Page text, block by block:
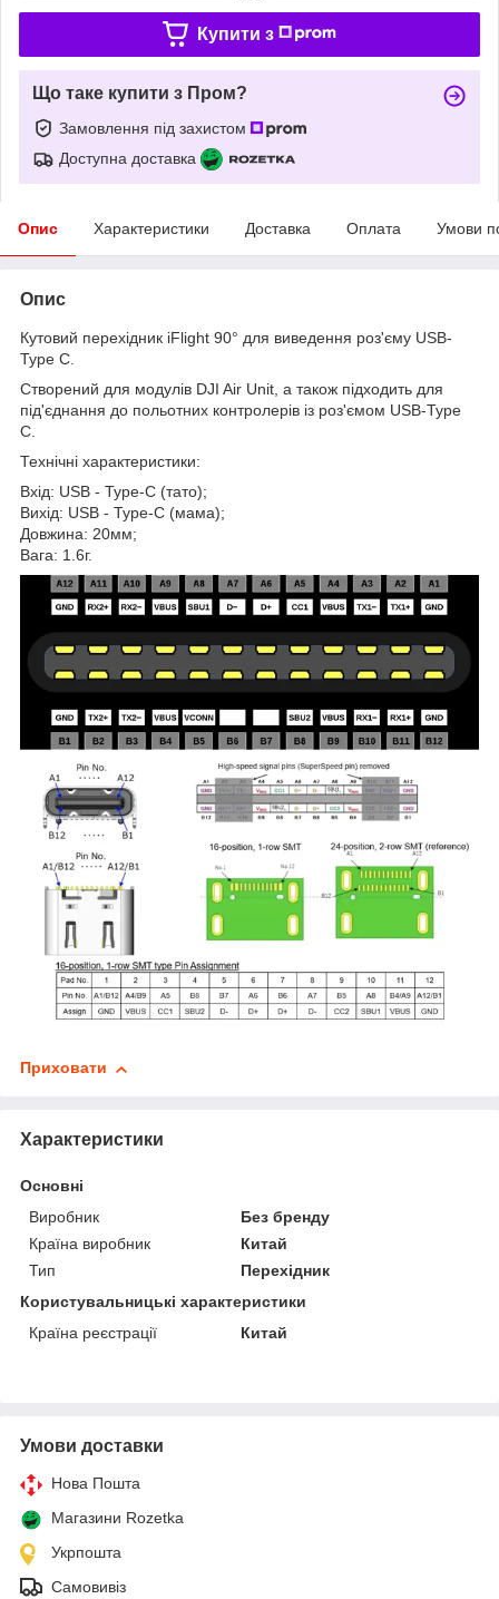
Купити з
Що таке купити з Пром?
Замовлення під захистом
Доступна доставка
Опис Характеристики Доставка Оплата Умови
Опис
Кутовий перехідник iFlight 90° для виведення роз'єму USB-
Type C.
Створений для модулів DJI Air Unit, а також підходить для
під'єднання до польотних контролерів із роз'ємом USB-Type
C.
Технічні характеристики:
Вхід: USB - Type-C (тато);
Вихід: USB - Type-C (мама);
Довжина: 20мм;
Вага: 1.6г.
Приховати
Характеристики
Основні
Виробник
Без бренду
Країна виробник
Китай
Тип
Перехідник
Користувальницькі характеристики
Країна реєстрації
Китай
Умови доставки
Нова Пошта
Магазини Rozetka
Укрпошта
Самовивіз